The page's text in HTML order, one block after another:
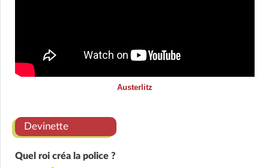
Austerlitz
Devinette
Quel roi créa la police ?